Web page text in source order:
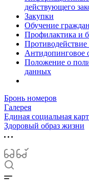
действующего
Закупки
Обучение
Профилактика и
Антидопинговое
Положение о
данных
Бронь номеров
Галерея
Единая социальная
Здоровый образ жизни